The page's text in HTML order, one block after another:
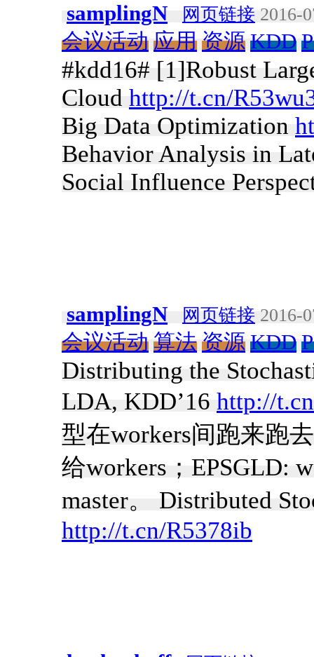
samplingN 网页链接 2016-
会议活动 应用 资源 KDD
#kdd16# [1]Robust
Cloud http://t.cn/
Big Data Optimization
Behavior Analysis in
Social Influence
samplingN 网页链接 2016-
会议活动 算法 资源 KDD
Distributing the
LDA, KDD’16 http://
型在workers间跑来跑
给workers；EPSGLD:
master。 Distributed
http://t.cn/R5378ib